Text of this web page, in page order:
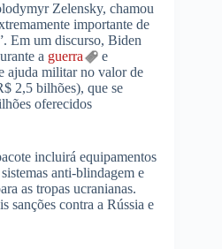
Zelensky, chamou
importante de
Em um discurso, Biden
a guerra
e
ajuda militar no valor de
2,5 bilhões), que se
oferecidos
incluirá equipamentos
anti-blindagem e
as tropas ucranianas.
sanções contra a Rússia e